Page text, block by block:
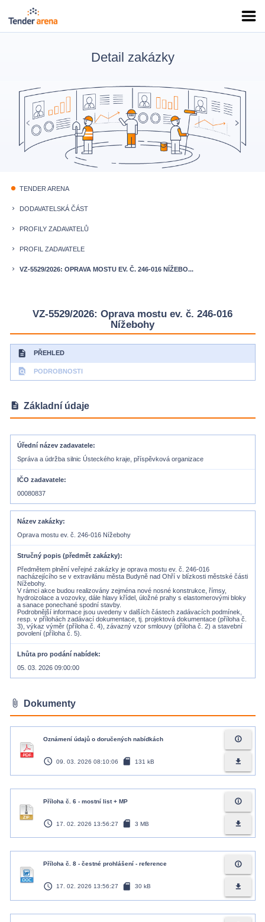
Detail zakázky
fiber_manual_record TENDER ARENA
keyboard_arrow_right DODAVATELSKÁ ČÁST
keyboard_arrow_right PROFILY ZADAVATELŮ
keyboard_arrow_right PROFIL ZADAVATELE
keyboard_arrow_right VZ-5529/2026: OPRAVA MOSTU EV. Č. 246-016 NÍŽEBO...
VZ-5529/2026: Oprava mostu ev. č. 246-016
Nížebohy
description PŘEHLED
find_in_page PODROBNOSTI
description Základní údaje
Úřední název zadavatele
Správa a údržba silnic Ústeckého kraje, příspěvková organizace
IČO zadavatele
00080837
Název zakázky
Oprava mostu ev. č. 246-016 Nížebohy
Stručný popis (předmět zakázky)
Předmětem plnění veřejné zakázky je oprava mostu ev. č. 246-016
nacházejícího se v extravilánu města Budyně nad Ohří v blízkosti městské části
Nížebohy.
V rámci akce budou realizovány zejména nové nosné konstrukce, římsy,
hydroizolace a vozovky, dále hlavy křídel, úložné prahy s elastomerovými bloky
a sanace ponechané spodní stavby.
Podrobnější informace jsou uvedeny v dalších částech zadávacích podmínek,
resp. v přílohách zadávací dokumentace, tj. projektová dokumentace (příloha č.
3), výkaz výměr (příloha č. 4), závazný vzor smlouvy (příloha č. 2) a stavební
Lhůta pro podání nabídek
05. 03. 2026 09:00:00
attach_file Dokumenty
Oznámení údajů o doručených nabídkách
access_time 09. 03. 2026 08:10:06 sd_card 131 kB
info_outline
file_download
Příloha č. 6 - mostní list + MP
access_time 17. 02. 2026 13:56:27 sd_card 3 MB
info_outline
file_download
Příloha č. 8 - čestné prohlášení - reference
access_time 17. 02. 2026 13:56:27 sd_card 30 kB
info_outline
file_download